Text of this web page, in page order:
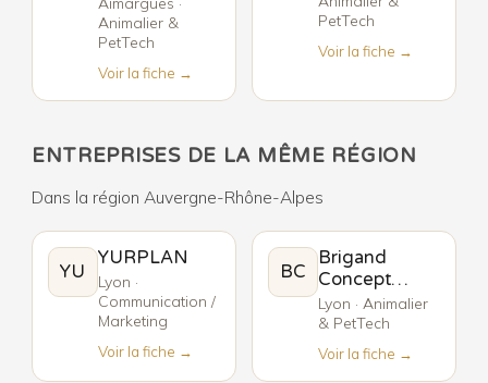
Animalier &
PetTech
Voir la fiche →
PetTech
Voir la fiche →
ENTREPRISES DE LA MÊME RÉGION
Dans la région Auvergne-Rhône-Alpes
YU
YURPLAN
Lyon ·
Communication /
Marketing
Voir la fiche →
BC
Brigand
Concept
Store
Lyon · Animalier
& PetTech
Voir la fiche →